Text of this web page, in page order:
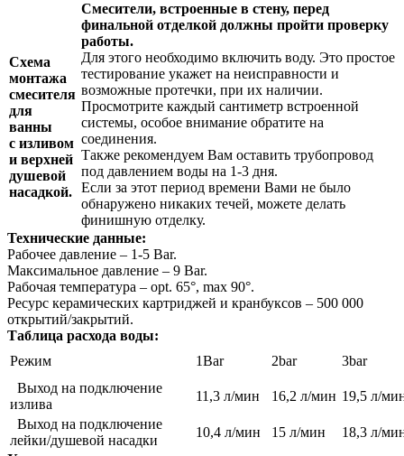
Смесители, встроенные в стену, перед
финальной отделкой должны пройти проверку
работы.
Для этого необходимо включить воду. Это простое
тестирование укажет на неисправности и
возможные протечки, при их наличии.
Просмотрите каждый сантиметр встроенной
системы, особое внимание обратите на
соединения.
Также рекомендуем Вам оставить трубопровод
под давлением воды на 1-3 дня.
Если за этот период времени Вами не было
обнаружено никаких течей, можете делать
финишную отделку.
Схема
монтажа
смесителя
для
ванны
с изливом
и верхней
душевой
насадкой.
Технические данные:
Рабочее давление – 1-5 Bar.
Максимальное давление – 9 Bar.
Рабочая температура – opt. 65°, max 90°.
Ресурс керамических картриджей и кранбуксов – 500 000
открытий/закрытий.
Таблица расхода воды:
Режим
1Bar 2bar
3bar
Выход на подключение
излива
11,3 л/мин 16,2 л/мин 19,5 л/
Выход на подключение
лейки/душевой насадки
10,4 л/мин 15 л/мин
18,3 л/